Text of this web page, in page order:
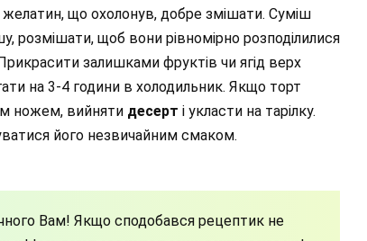
що охолонув, добре змішати. Суміш
розмішати, щоб вони рівномірно розподілилися
залишками фруктів чи ягід верх
на 3-4 години в холодильник. Якщо торт
ножем, вийняти десерт і укласти на тарілку.
його незвичайним смаком.
Вам! Якщо сподобався рецептик не